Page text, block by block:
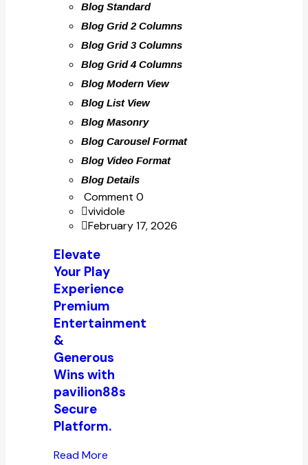
Blog Standard
Blog Grid 2 Columns
Blog Grid 3 Columns
Blog Grid 4 Columns
Blog Modern View
Blog List View
Blog Masonry
Blog Carousel Format
Blog Video Format
Blog Details
Comment 0
vividole
February 17, 2026
Elevate
Your Play
Experience
Premium
Entertainment
&
Generous
Wins with
pavilion88s
Secure
Platform.
Read More